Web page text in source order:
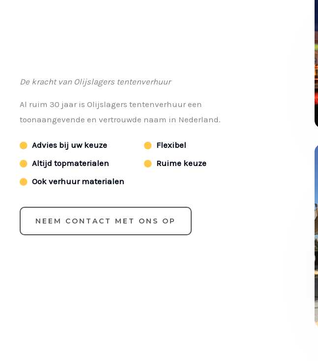
De kracht van Olijslagers tentenverhuur
Al ruim 30 jaar is Olijslagers tentenverhuur een
toonaangevende en vertrouwde naam in Nederland.
Advies bij uw keuze
Altijd topmaterialen
Ook verhuur materialen
Flexibel
Ruime keuze
NEEM CONTACT MET ONS OP